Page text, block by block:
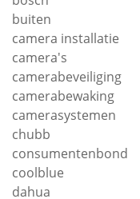
buiten
camera installatie
camera's
camerabeveiliging
camerabewaking
camerasystemen
chubb
consumentenbond
coolblue
dahua